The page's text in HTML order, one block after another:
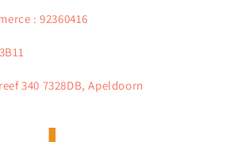
: 92360416
340 7328DB, Apeldoorn